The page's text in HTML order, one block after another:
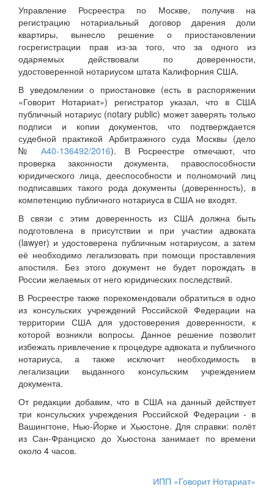
Управление Росреестра по Москве, получив на
регистрацию нотариальный договор дарения доли
квартиры, вынесло решение о приостановлении
госрегистрации прав из-за того, что за одного из
одаряемых действовали по доверенности,
удостоверенной нотариусом штата Калифорния США.
В уведомлении о приостановке (есть в распоряжении
«Говорит Нотариат») регистратор указал, что в США
публичный нотариус (notary public) может заверять только
подписи и копии документов, что подтверждается
судебной практикой Арбитражного суда Москвы (дело
№ А40-136492/2016). В Росреестре отмечают, что
проверка законности документа, правоспособности
юридического лица, дееспособности и полномочий лиц
подписавших такого рода документы (доверенность), в
компетенцию публичного нотариуса в США не входят.
В связи с этим доверенность из США должна быть
подготовлена в присутствии и при участии адвоката
(lawyer) и удостоверена публичным нотариусом, а затем
её необходимо легализовать при помощи проставления
апостиля. Без этого документ не будет порождать в
России желаемых от него юридических последствий.
В Росреестре также порекомендовали обратиться в одно
из консульских учреждений Российской Федерации на
территории США для удостоверения доверенности, к
которой возникли вопросы. Данное решение позволит
избежать привлечение к процедуре адвоката и публичного
нотариуса, а также исключит необходимость в
легализации выданного консульским учреждением
документа.
От редакции добавим, что в США на данный действует
три консульских учреждения Российской Федерации - в
Вашингтоне, Нью-Йорке и Хьюстоне. Для справки: полёт
из Сан-Франциско до Хьюстона занимает по времени
около 4 часов.
ИПП «Говорит Нотариат»